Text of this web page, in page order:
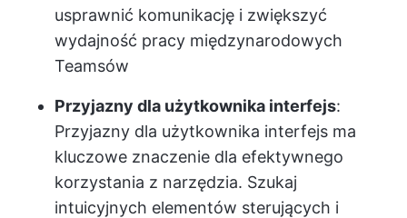
usprawnić komunikację i zwiększyć
wydajność pracy międzynarodowych
Teamsów
Przyjazny dla użytkownika interfejs:
Przyjazny dla użytkownika interfejs ma
kluczowe znaczenie dla efektywnego
korzystania z narzędzia. Szukaj
intuicyjnych elementów sterujących i